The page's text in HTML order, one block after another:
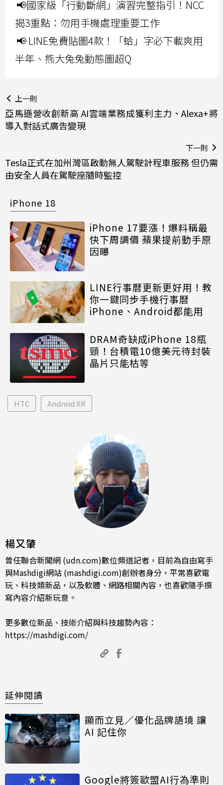
📢國家級「行動斷網」演習完整指引！NCC
揭3重點：勿用手機處理重要工作
📢 LINE免費貼圖4款！「蛤」字必下載爽用
半年、熊大兔兔動態圖超Q
上一則
亞馬遜營收創新高 AI雲端業務成獲利主力、Alexa+將
導入對話式廣告變現
下一則
Tesla正式在加州灣區啟動無人駕駛計程車服務 但仍需
由安全人員在駕駛座隨時監控
iPhone 18
iPhone 17要漲！爆料稱最
快下周調價 蘋果提前動手原
因曝
LINE行事曆更新更好用！教
你一鍵同步手機行事曆
iPhone、Android都能用
DRAM奇缺成iPhone 18瓶
頸！台積電10億美元待封裝
晶片只能枯等
HTC Android XR
楊又肇
曾任聯合新聞網 (udn.com)數位頻道記者，目前為自由寫手
與Mashdigi網站 (mashdigi.com)創辦者身分，平常喜歡電
玩、科技類新品，以及軟體、網路相關內容，也喜歡隨手撰
寫內容介紹新玩意。
更多數位新品、技術介紹與科技趨勢內容：
https://mashdigi.com/
延伸閱讀
顯而立見／優化品牌語境 讓
AI 記住你
Google將簽歐盟AI行為準則